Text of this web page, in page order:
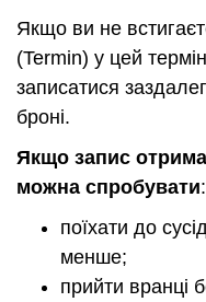
Якщо ви не
(Termin) у цей
записатися
броні.
Якщо запис
можна спробувати:
поїхати до
менше;
прийти вранці